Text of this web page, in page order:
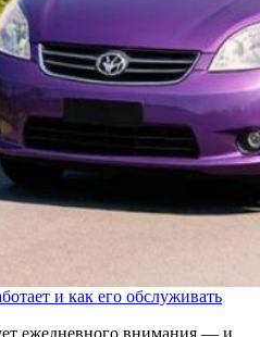
и как его обслуживать